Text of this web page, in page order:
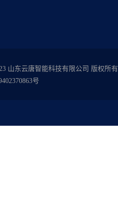
山东云唐智能科技有限公司 版权所有
号